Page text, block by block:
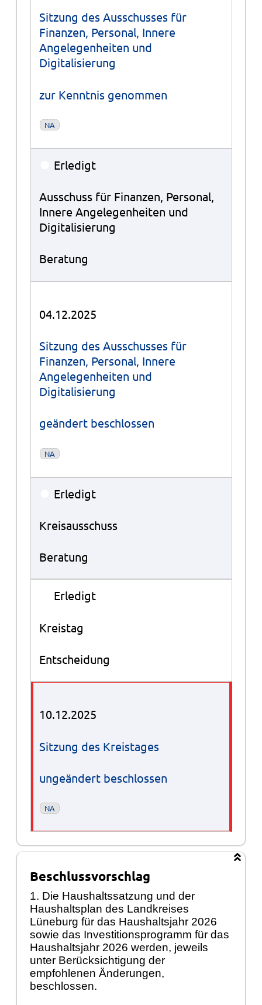
Sitzung des Ausschusses für
Finanzen, Personal, Innere
Angelegenheiten und
Digitalisierung
zur Kenntnis genommen
NA
Erledigt
Ausschuss für Finanzen, Personal,
Innere Angelegenheiten und
Digitalisierung
Beratung
04.12.2025
Sitzung des Ausschusses für
Finanzen, Personal, Innere
Angelegenheiten und
Digitalisierung
geändert beschlossen
NA
Erledigt
Kreisausschuss
Beratung
Erledigt
Kreistag
Entscheidung
10.12.2025
Sitzung des Kreistages
ungeändert beschlossen
NA
Beschlussvorschlag
1. Die Haushaltssatzung und der
Haushaltsplan des Landkreises
Lüneburg für das Haushaltsjahr 2026
sowie das Investitionsprogramm für das
Haushaltsjahr 2026 werden, jeweils
unter Berücksichtigung der
empfohlenen Änderungen,
beschlossen.